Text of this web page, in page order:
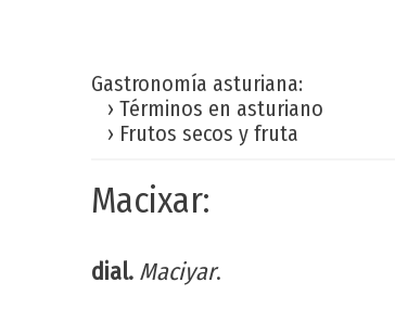
Gastronomía asturiana:
› Términos en asturiano
› Frutos secos y fruta
Macixar:
dial. Maciyar.